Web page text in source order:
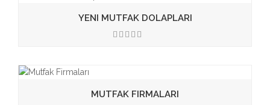
YENI MUTFAK DOLAPLARI
MUTFAK FIRMALARI